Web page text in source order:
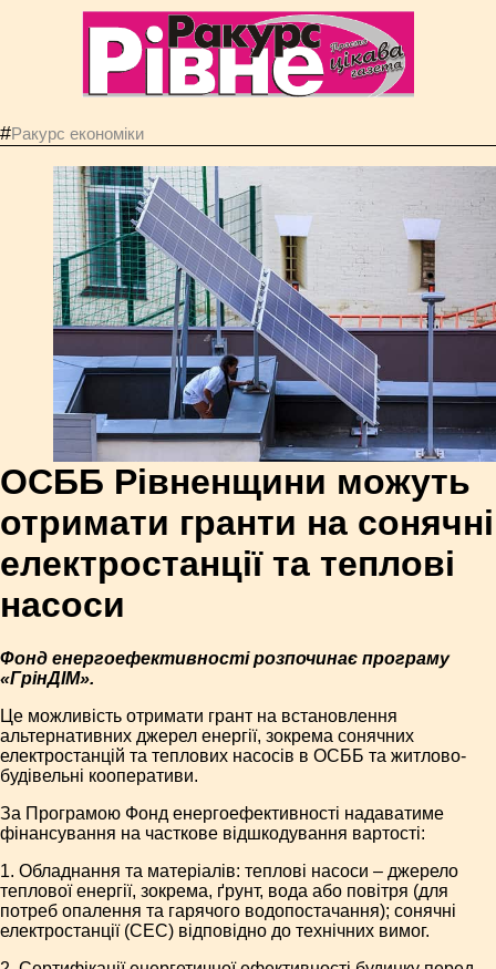
#Ракурс економiки
ОСББ Рівненщини можуть
отримати гранти на сонячні
електростанції та теплові
насоси
Фонд енергоефективності розпочинає програму
«ГрінДІМ».
Це можливість отримати грант на встановлення
альтернативних джерел енергії, зокрема сонячних
електростанцій та теплових насосів в ОСББ та житлово-
будівельні кооперативи.
За Програмою Фонд енергоефективності надаватиме
фінансування на часткове відшкодування вартості:
1. Обладнання та матеріалів: теплові насоси – джерело
теплової енергії, зокрема, ґрунт, вода або повітря (для
потреб опалення та гарячого водопостачання); сонячні
електростанції (СЕС) відповідно до технічних вимог.